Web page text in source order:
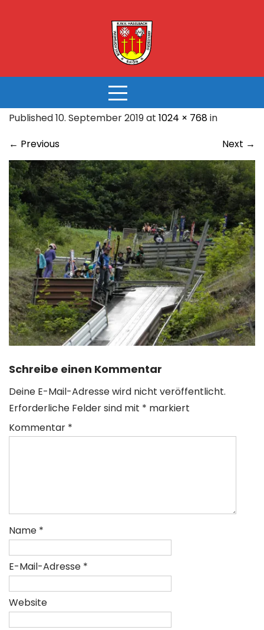
Published 10. September 2019 at 1024 × 768in
← Previous Next →
Schreibe einen Kommentar
Deine E-Mail-Adresse wird nicht veröffentlicht.
Erforderliche Felder sind mit * markiert
Kommentar *
Name *
E-Mail-Adresse *
Website